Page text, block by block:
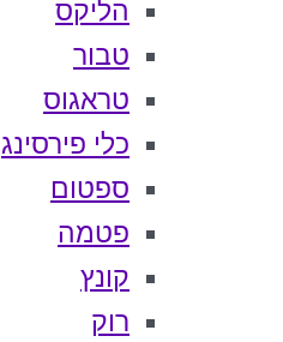
הליקס
טבור
טראגוס
כלי פירסינג
ספטום
פטמה
קונץ
רוק